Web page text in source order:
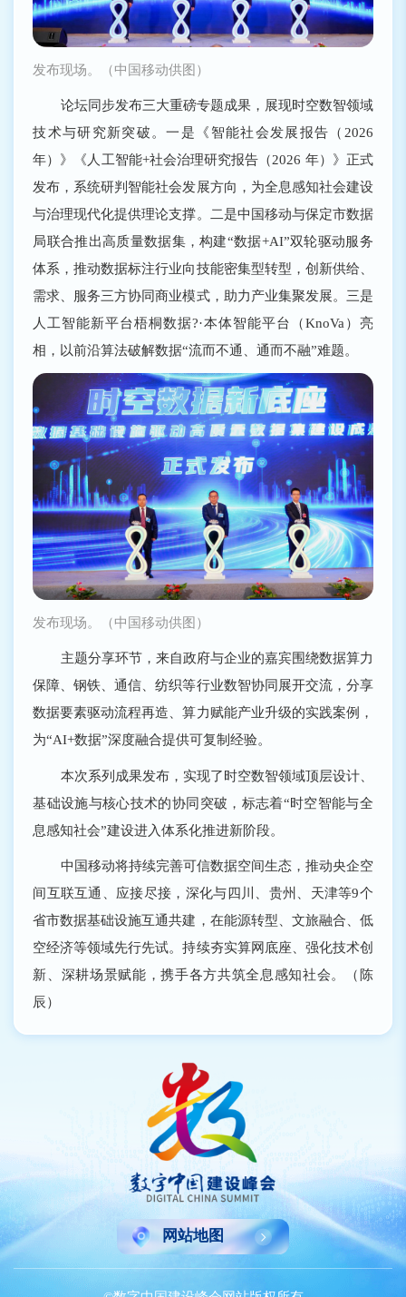
发布现场。（中国移动供图）
论坛同步发布三大重磅专题成果，展现时空数智领域
技术与研究新突破。一是《智能社会发展报告（2026
年）》《人工智能+社会治理研究报告（2026 年）》正式
发布，系统研判智能社会发展方向，为全息感知社会建设
与治理现代化提供理论支撑。二是中国移动与保定市数据
局联合推出高质量数据集，构建“数据+AI”双轮驱动服务
体系，推动数据标注行业向技能密集型转型，创新供给、
需求、服务三方协同商业模式，助力产业集聚发展。三是
人工智能新平台梧桐数据?·本体智能平台（KnoVa）亮
相，以前沿算法破解数据“流而不通、通而不融”难题。
发布现场。（中国移动供图）
主题分享环节，来自政府与企业的嘉宾围绕数据算力
保障、钢铁、通信、纺织等行业数智协同展开交流，分享
数据要素驱动流程再造、算力赋能产业升级的实践案例，
为“AI+数据”深度融合提供可复制经验。
本次系列成果发布，实现了时空数智领域顶层设计、
基础设施与核心技术的协同突破，标志着“时空智能与全
息感知社会”建设进入体系化推进新阶段。
中国移动将持续完善可信数据空间生态，推动央企空
间互联互通、应接尽接，深化与四川、贵州、天津等9个
省市数据基础设施互通共建，在能源转型、文旅融合、低
空经济等领域先行先试。持续夯实算网底座、强化技术创
新、深耕场景赋能，携手各方共筑全息感知社会。（陈
辰）
网站地图